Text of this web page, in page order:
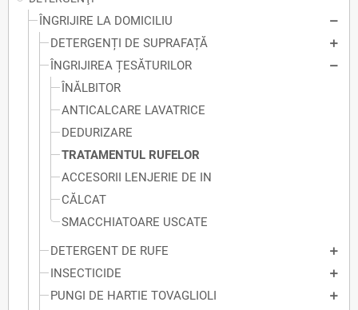
ÎNGRIJIRE LA DOMICILIU
DETERGENȚI DE SUPRAFAȚĂ
ÎNGRIJIREA ȚESĂTURILOR
ÎNĂLBITOR
ANTICALCARE LAVATRICE
DEDURIZARE
TRATAMENTUL RUFELOR
ACCESORII LENJERIE DE IN
CĂLCAT
SMACCHIATOARE USCATE
DETERGENT DE RUFE
INSECTICIDE
PUNGI DE HARTIE TOVAGLIOLI